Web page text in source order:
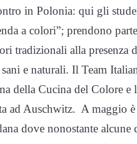
in Polonia: qui gli
a colori”; prendono
tradizionali alla presenza
e naturali. Il Team
della Cucina del Colore
ad Auschwitz. A maggio
dove nonostante